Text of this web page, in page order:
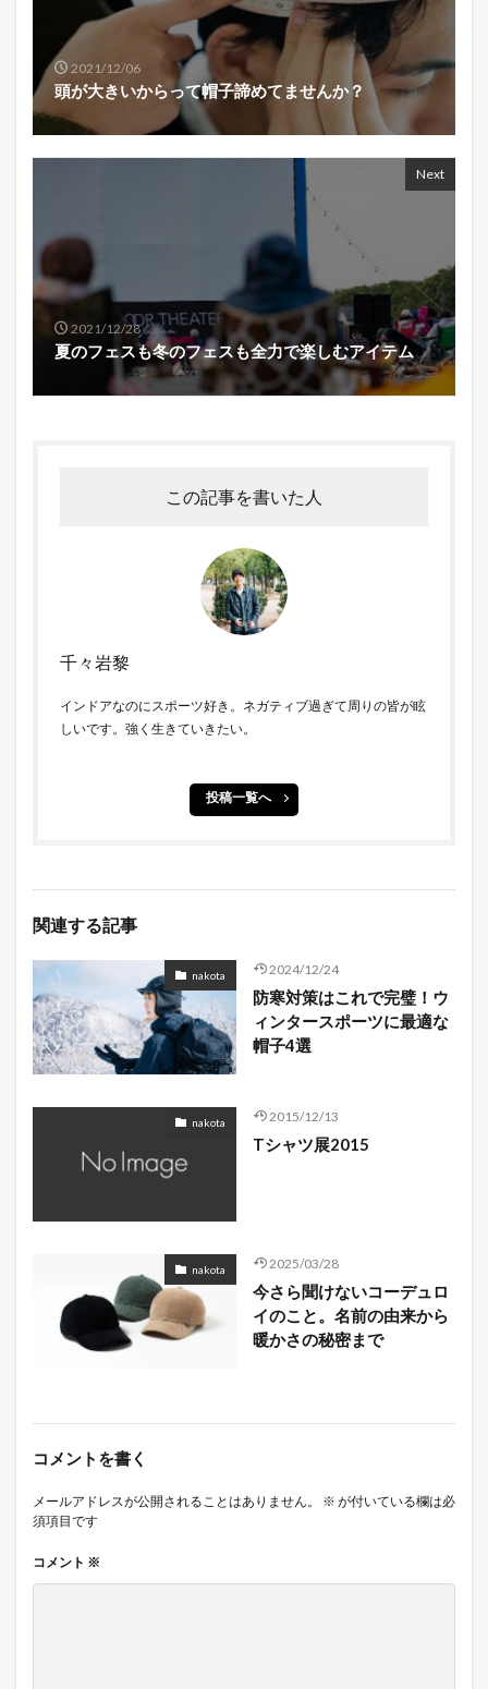
2021/12/06
頭が大きいからって帽子諦めてませんか？
Next
2021/12/28
夏のフェスも冬のフェスも全力で楽しむアイテム
この記事を書いた人
千々岩黎
インドアなのにスポーツ好き。ネガティブ過ぎて周りの皆が眩
しいです。強く生きていきたい。
投稿一覧へ
関連する記事
nakota 2024/12/24
防寒対策はこれで完璧！ウ
ィンタースポーツに最適な
帽子4選
nakota 2015/12/13
Tシャツ展2015
nakota 2025/03/28
今さら聞けないコーデュロ
イのこと。名前の由来から
暖かさの秘密まで
コメントを書く
メールアドレスが公開されることはありません。 ※ が付いている欄は必
須項目です
コメント ※